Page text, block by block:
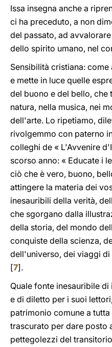
Issa insegna anche a
ci ha preceduto, a non
del passato, ad
dello spirito umano, nel
Sensibilità cristiana:
e mette in luce quelle
del buono e del bello,
natura, nella musica, nei
dell'arte. Lo ripetiamo,
rivolgemmo con paterno
colleghi de « L'Avvenire
scorso anno: « Educate i
ciò che è vero, buono,
attingere la materia dei
inesauribili della verità,
che sgorgano dalla
della storia, del mondo
conquiste della scienza,
dell'universo, dei viaggi
[7].
Quale fonte inesauribile
e di diletto per i suoi
patrimonio comune a
trascurato per dare posto
pettegolezzi del